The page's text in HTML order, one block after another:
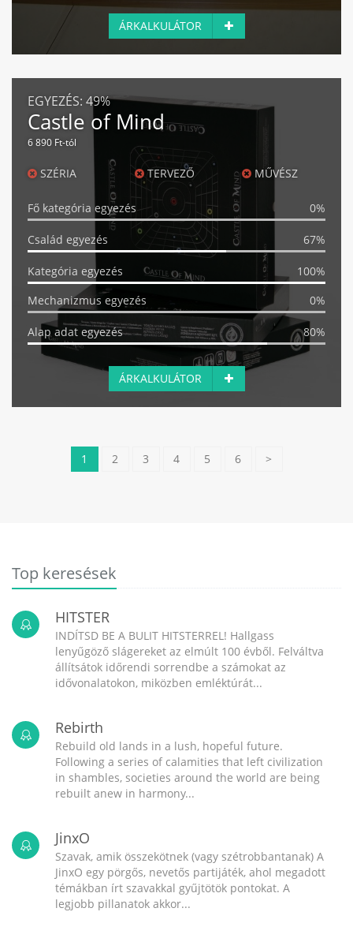
ÁRKALKULÁTOR
EGYEZÉS: 49%
Castle of Mind
6 890 Ft-tól
SZÉRIA TERVEZŐ MŰVÉSZ
Fő kategória egyezés 0%
Család egyezés 67%
Kategória egyezés
100%
Mechanizmus egyezés
0%
Alap adat egyezés 80%
ÁRKALKULÁTOR
1 2 3 4 5 6 >
Top keresések
HITSTER
INDÍTSD BE A BULIT HITSTERREL! Hallgass
lenyűgöző slágereket az elmúlt 100 évből. Felváltva
állítsátok időrendi sorrendbe a számokat az
idővonalatokon, miközben emléktúrát...
Rebirth
Rebuild old lands in a lush, hopeful future.
Following a series of calamities that left civilization
in shambles, societies around the world are being
rebuilt anew in harmony...
JinxO
Szavak, amik összekötnek (vagy szétrobbantanak) A
JinxO egy pörgős, nevetős partijáték, ahol megadott
témákban írt szavakkal gyűjtötök pontokat. A
legjobb pillanatok akkor...